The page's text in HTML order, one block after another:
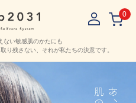
0
ない敏感肌のかたにも
り残さない、それが私たちの決意です。